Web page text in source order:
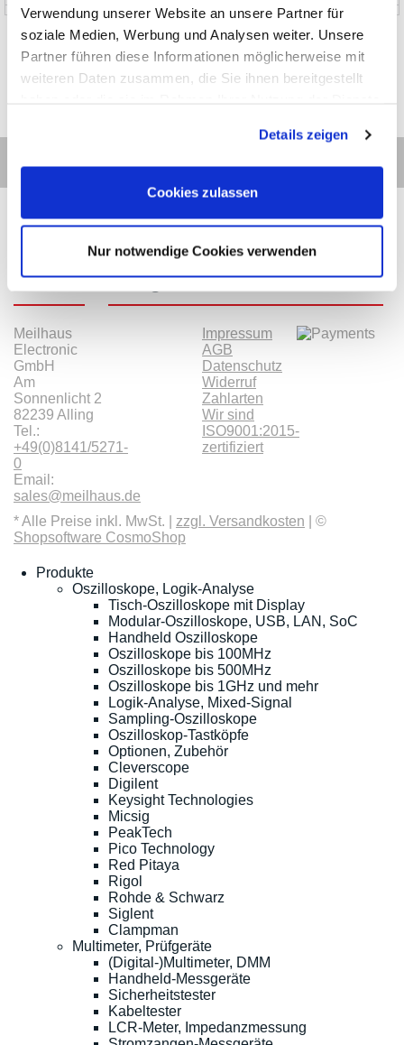
Verwendung unserer Website an unsere Partner für
soziale Medien, Werbung und Analysen weiter. Unsere
Partner führen diese Informationen möglicherweise mit
weiteren Daten zusammen, die Sie ihnen bereitgestellt
Details zeigen
Cookies zulassen
Nur notwendige Cookies verwenden
Kontakt
Meilhaus
Electronic
GmbH
Am
Sonnenlicht 2
82239 Alling
Tel.:
+49(0)8141/5271-
0
Email:
sales@meilhaus.de
KategorienInformationen
Impressum
AGB
Datenschutz
Widerruf
Zahlarten
Wir sind
ISO9001:2015-
zertifiziert
Zahlarten
* Alle Preise inkl. MwSt. | zzgl. Versandkosten | ©
Shopsoftware CosmoShop
Produkte
Oszilloskope, Logik-Analyse
Tisch-Oszilloskope mit Display
Modular-Oszilloskope, USB, LAN, SoC
Handheld Oszilloskope
Oszilloskope bis 100MHz
Oszilloskope bis 500MHz
Oszilloskope bis 1GHz und mehr
Logik-Analyse, Mixed-Signal
Sampling-Oszilloskope
Oszilloskop-Tastköpfe
Optionen, Zubehör
Cleverscope
Digilent
Keysight Technologies
Micsig
PeakTech
Pico Technology
Red Pitaya
Rigol
Rohde & Schwarz
Siglent
Clampman
Multimeter, Prüfgeräte
(Digital-)Multimeter, DMM
Handheld-Messgeräte
Sicherheitstester
Kabeltester
LCR-Meter, Impedanzmessung